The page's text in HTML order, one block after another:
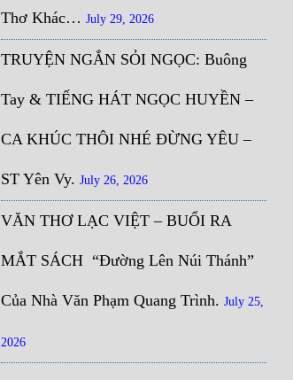
Thơ Khác… July 29, 2026
TRUYỆN NGẮN SỎI NGỌC: Buông
Tay & TIẾNG HÁT NGỌC HUYỀN –
CA KHÚC THÔI NHÉ ĐỪNG YÊU –
ST Yên Vy. July 26, 2026
VĂN THƠ LẠC VIỆT – BUỔI RA
MẮT SÁCH “Đường Lên Núi Thánh”
Của Nhà Văn Phạm Quang Trình. July 25,
2026